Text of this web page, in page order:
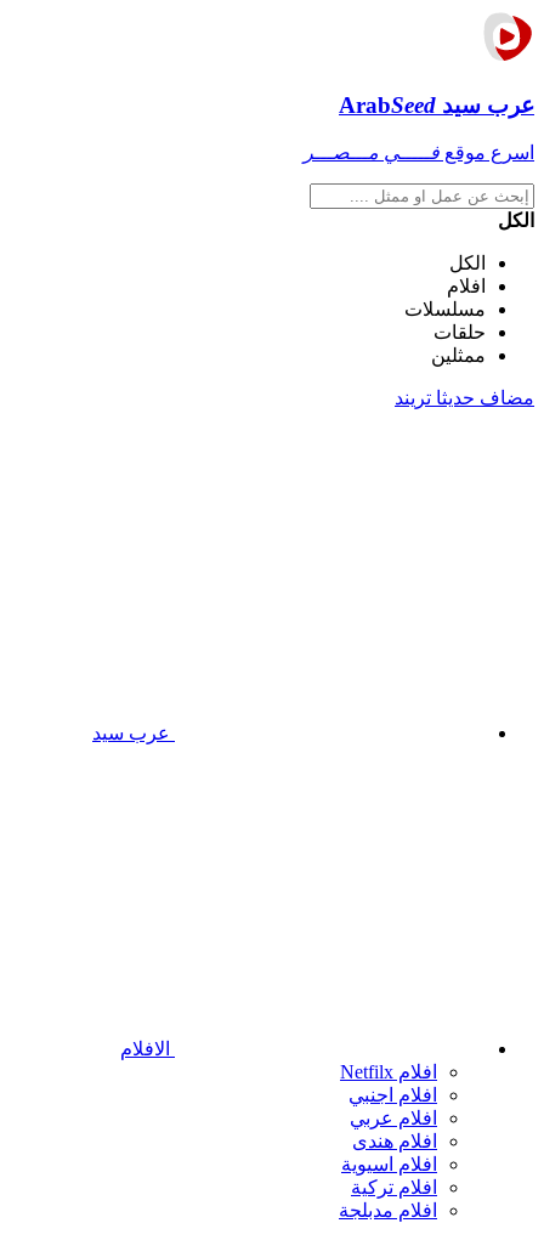
عرب سيد ArabSeed
اسرع موقع فـــــي مـــصـــر
الكل
الكل
افلام
مسلسلات
حلقات
ممثلين
مضاف حديثا تريند
عرب سيد
الافلام
افلام Netfilx
افلام اجنبي
افلام عربي
افلام هندى
افلام اسيوية
افلام تركية
افلام مدبلجة